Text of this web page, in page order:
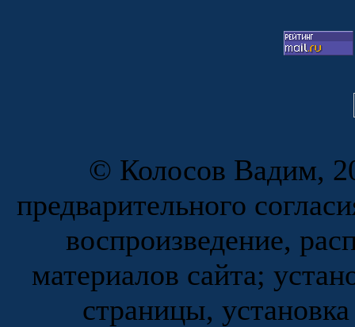
© Колосов Вадим,
предварительного
воспроизведение,
материалов сайта;
страницы,